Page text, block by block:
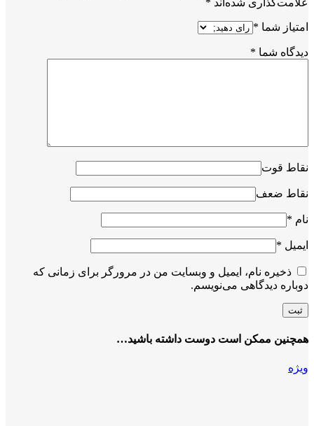
علامت‌گذاری شده‌اند *
امتیاز شما *
دیدگاه شما *
نقاط قوت
نقاط ضعف
نام *
ایمیل *
ذخیره نام، ایمیل و وبسایت من در مرورگر برای زمانی که
دوباره دیدگاهی می‌نویسم.
همچنین ممکن است دوست داشته باشید…
ویژه